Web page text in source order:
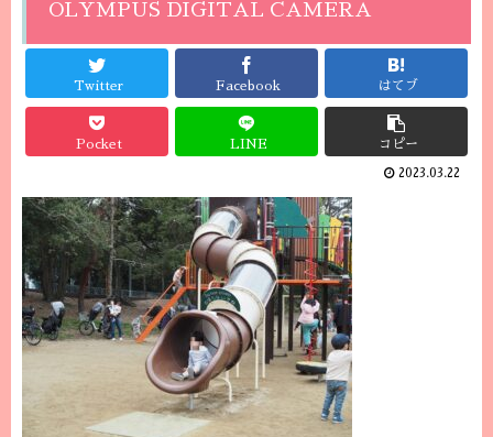
OLYMPUS DIGITAL CAMERA
Twitter Facebook はてブ
Pocket LINE コピー
2023.03.22